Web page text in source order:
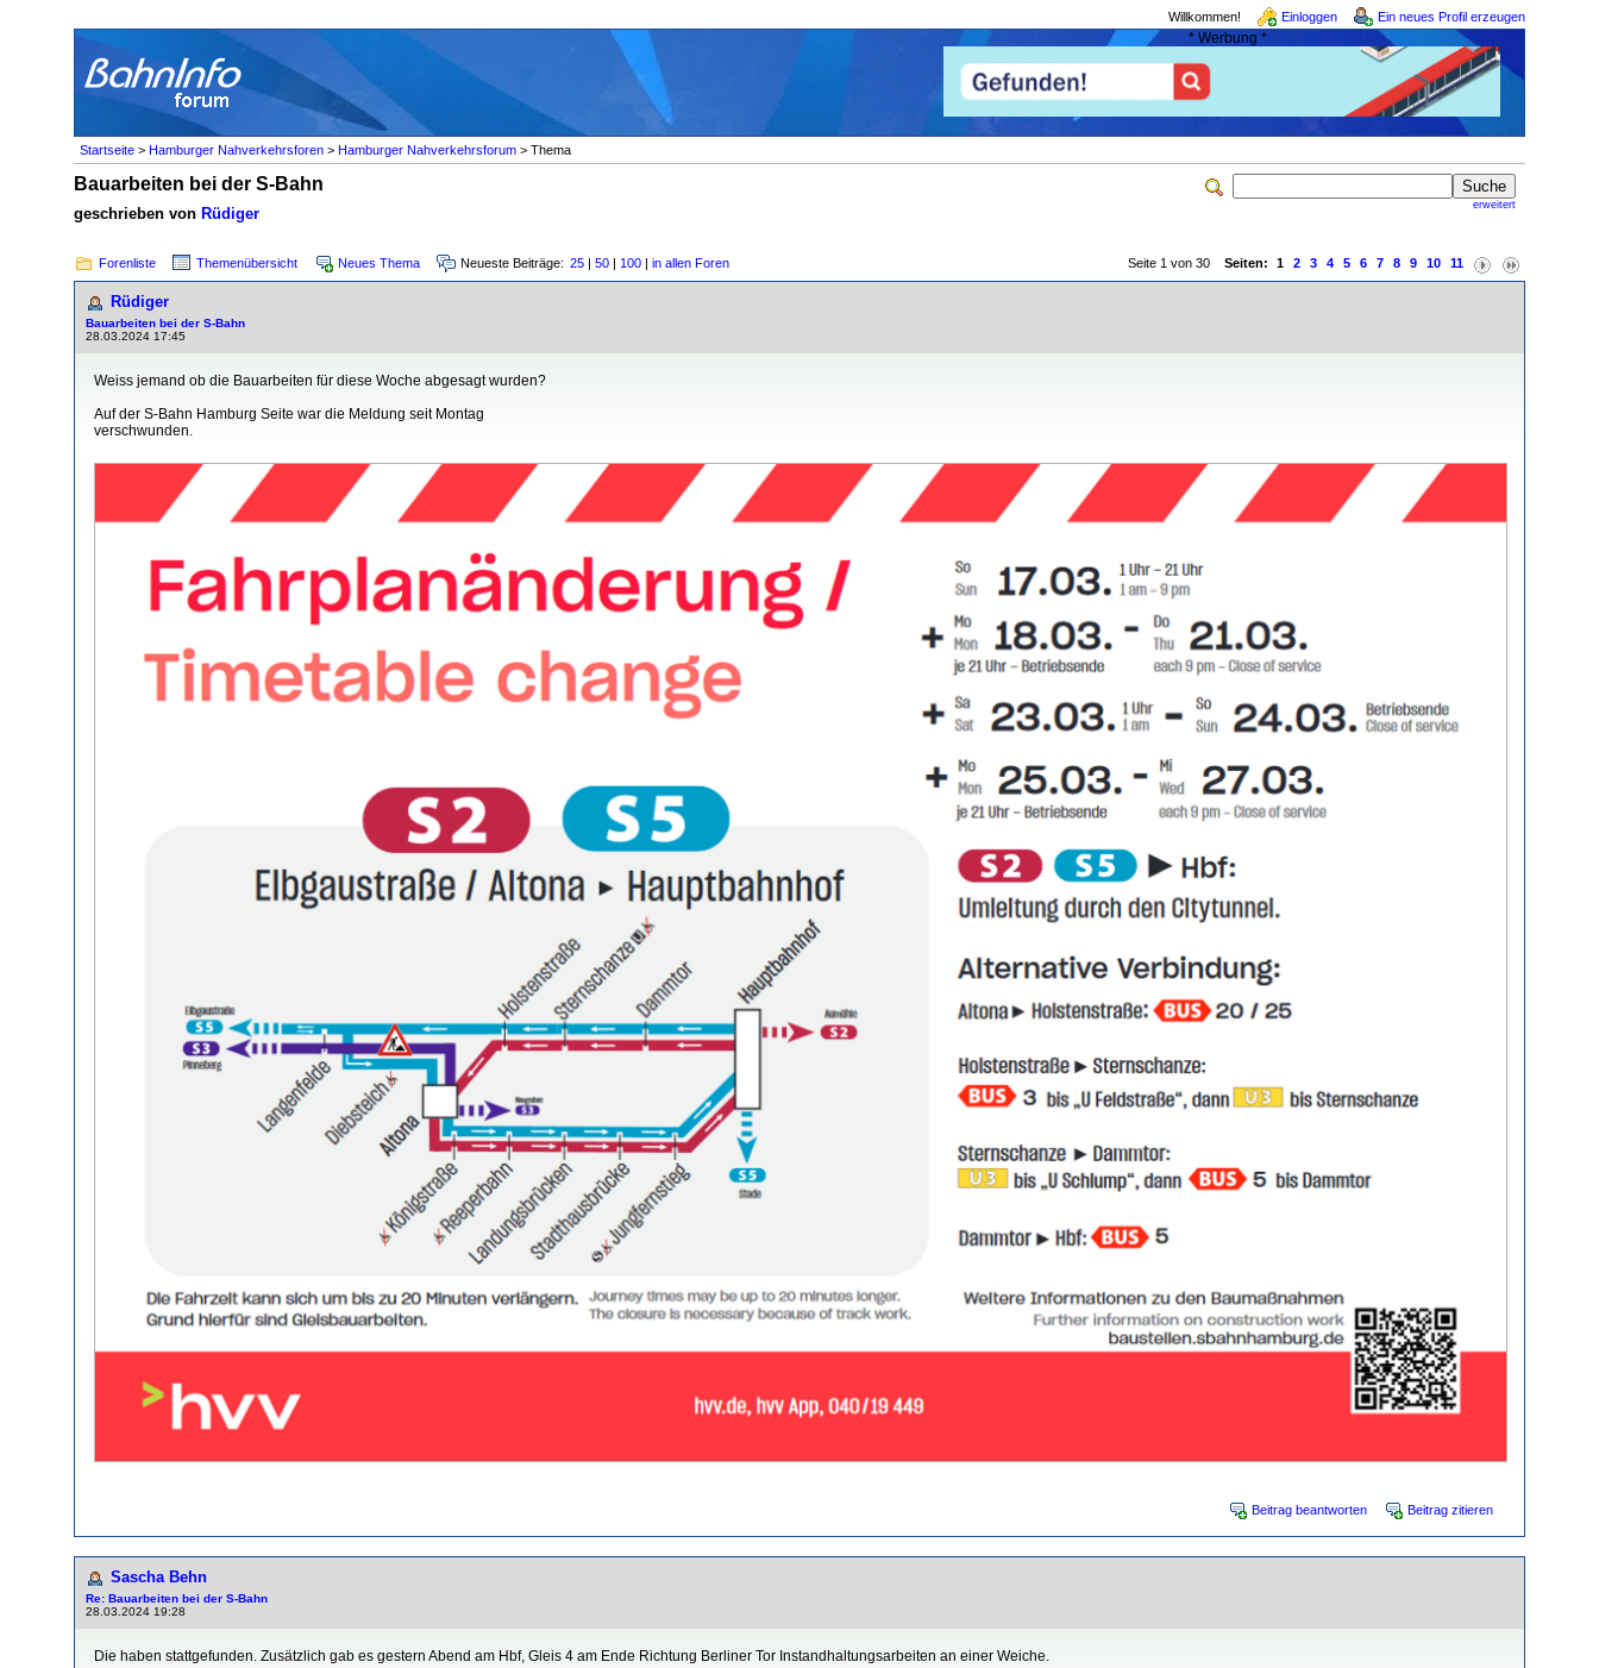
Willkommen! Einloggen Ein neues Profil erzeugen
* Werbung *
Startseite > Hamburger Nahverkehrsforen > Hamburger Nahverkehrsforum > Thema
erweitert
Bauarbeiten bei der S-Bahn
geschrieben von Rüdiger
Forenliste Themenübersicht Neues Thema Neueste Beiträge: 25 | 50 | 100 | in allen Foren Seite 1 von 30 Seiten: 1 2 3 4 5 6 7 8 9 10 11
Rüdiger
Bauarbeiten bei der S-Bahn
28.03.2024 17:45
Weiss jemand ob die Bauarbeiten für diese Woche abgesagt wurden?
Auf der S-Bahn Hamburg Seite war die Meldung seit Montag
verschwunden.
Beitrag beantworten Beitrag zitieren
Sascha Behn
Re: Bauarbeiten bei der S-Bahn
28.03.2024 19:28
Die haben stattgefunden. Zusätzlich gab es gestern Abend am Hbf, Gleis 4 am Ende Richtung Berliner Tor Instandhaltungsarbeiten an einer Weiche.